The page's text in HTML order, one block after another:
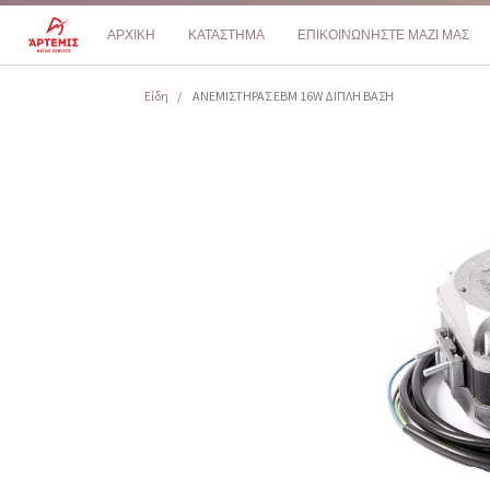
ΑΡΧΙΚΗ ΚΑΤΑΣΤΗΜΑ ΕΠΙΚΟΙΝΩΝΗΣΤΕ ΜΑΖΙ ΜΑΣ
Είδη ΑΝΕΜΙΣΤΗΡΑΣ EBM 16W ΔΙΠΛΗ ΒΑΣΗ